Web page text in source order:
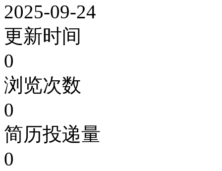
2025-09-24
更新时间
0
浏览次数
0
简历投递量
0